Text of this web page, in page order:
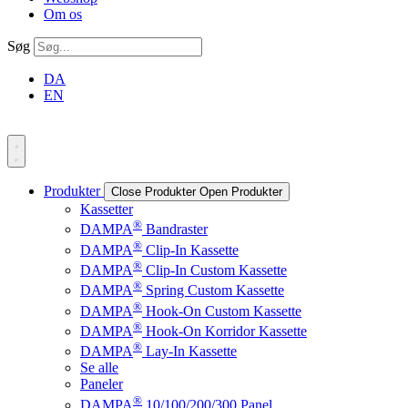
Om os
Søg
DA
EN
Produkter Close Produkter Open Produkter
Kassetter
DAMPA® Bandraster
DAMPA® Clip-In Kassette
DAMPA® Clip-In Custom Kassette
DAMPA® Spring Custom Kassette
DAMPA® Hook-On Custom Kassette
DAMPA® Hook-On Korridor Kassette
DAMPA® Lay-In Kassette
Se alle
Paneler
DAMPA® 10/100/200/300 Panel